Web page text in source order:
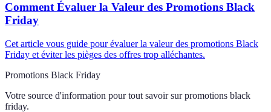
Comment Évaluer la Valeur des Promotions Black
Friday
Cet article vous guide pour évaluer la valeur des promotions Black
Friday et éviter les pièges des offres trop alléchantes.
Promotions Black Friday
Votre source d'information pour tout savoir sur promotions black
friday.